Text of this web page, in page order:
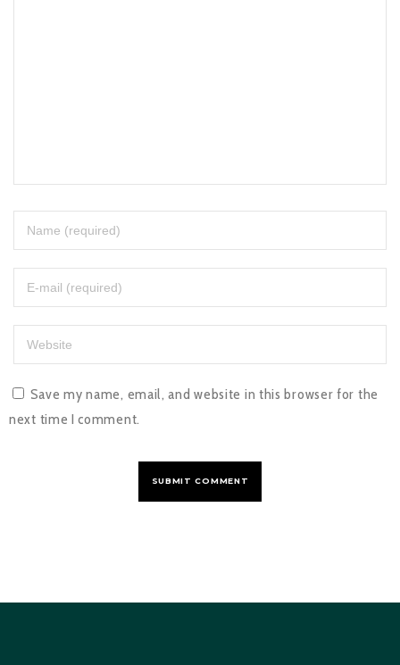
Save my name, email, and website in this browser for the
next time I comment.